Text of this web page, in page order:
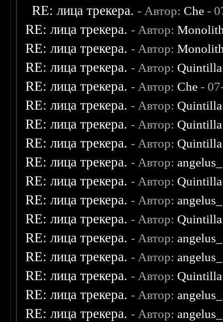
RE: лица трекера. - Автор: Che -
RE: лица трекера. - Автор:
RE: лица трекера. - Автор:
RE: лица трекера. - Автор: Quintilla
RE: лица трекера. - Автор: Che -
RE: лица трекера. - Автор: Quintilla
RE: лица трекера. - Автор: Quintilla
RE: лица трекера. - Автор: Quintilla
RE: лица трекера. - Автор:
RE: лица трекера. - Автор: Quintilla
RE: лица трекера. - Автор:
RE: лица трекера. - Автор: Quintilla
RE: лица трекера. - Автор:
RE: лица трекера. - Автор:
RE: лица трекера. - Автор: Quintilla
RE: лица трекера. - Автор:
RE: лица трекера. - Автор: